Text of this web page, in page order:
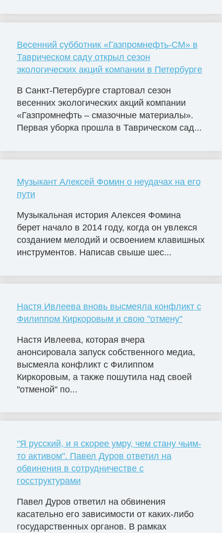
Весенний субботник «Газпромнефть-СМ» в
Таврическом саду открыл сезон
экологических акций компании в Петербурге
В Санкт-Петербурге стартовал сезон
весенних экологических акций компании
«Газпромнефть – смазочные материалы».
Первая уборка прошла в Таврическом сад...
Музыкант Алексей Фомин о неудачах на его
пути
Музыкальная история Алексея Фомина
берет начало в 2014 году, когда он увлекся
созданием мелодий и освоением клавишных
инструментов. Написав свыше шес...
Настя Ивлеева вновь высмеяла конфликт с
Филиппом Киркоровым и свою "отмену"
Настя Ивлеева, которая вчера
анонсировала запуск собственного медиа,
высмеяла конфликт с Филиппом
Киркоровым, а также пошутила над своей
"отменой" по...
"Я русский, и я скорее умру, чем стану чьим-
то активом". Павел Дуров ответил на
обвинения в сотрудничестве с
госструктурами
Павел Дуров ответил на обвинения
касательно его зависимости от каких-либо
государственных органов. В рамках